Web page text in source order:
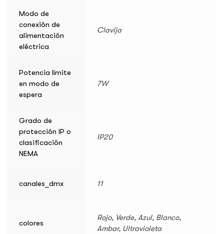
Modo de
conexión de
alimentación
eléctrica
Clavija
Potencia límite
en modo de
espera
7W
Grado de
protección IP o
clasificación
NEMA
IP20
canales_dmx 11
colores
Rojo, Verde, Azul, Blanco,
Ambar, Ultravioleta